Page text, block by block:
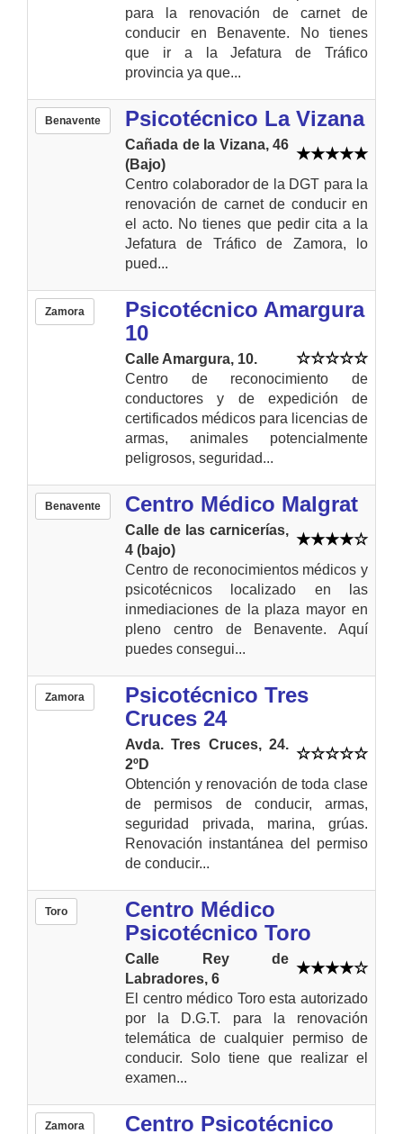
para la renovación de carnet de
conducir en Benavente. No tienes
que ir a la Jefatura de Tráfico
provincia ya que...
Benavente Psicotécnico La Vizana
Cañada de la Vizana, 46
(Bajo)
Centro colaborador de la DGT para la
renovación de carnet de conducir en
el acto. No tienes que pedir cita a la
Jefatura de Tráfico de Zamora, lo
pued...
Zamora
Psicotécnico Amargura
10
Calle Amargura, 10.
Centro de reconocimiento de
conductores y de expedición de
certificados médicos para licencias de
armas, animales potencialmente
peligrosos, seguridad...
Benavente Centro Médico Malgrat
Calle de las carnicerías,
4 (bajo)
Centro de reconocimientos médicos y
psicotécnicos localizado en las
inmediaciones de la plaza mayor en
pleno centro de Benavente. Aquí
puedes consegui...
Zamora
Psicotécnico Tres
Cruces 24
Avda. Tres Cruces, 24.
2ºD
Obtención y renovación de toda clase
de permisos de conducir, armas,
seguridad privada, marina, grúas.
Renovación instantánea del permiso
de conducir...
Toro
Centro Médico
Psicotécnico Toro
Calle Rey de
Labradores, 6
El centro médico Toro esta autorizado
por la D.G.T. para la renovación
telemática de cualquier permiso de
conducir. Solo tiene que realizar el
examen...
Zamora
Centro Psicotécnico